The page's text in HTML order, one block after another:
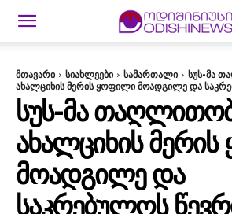
მთავარი სიახლეები სამართალი
სუს-მა
ახალციხის მერის ყოფილი მოადგილე და
ᲡᲣᲡ-ᲛᲐ
ᲐᲮᲐᲚᲪᲘᲮᲘᲡ
ᲛᲝᲐᲓᲒᲘᲚᲔ ᲓᲐ
ᲡᲐᲙᲠᲔᲑᲣᲚᲝᲡ